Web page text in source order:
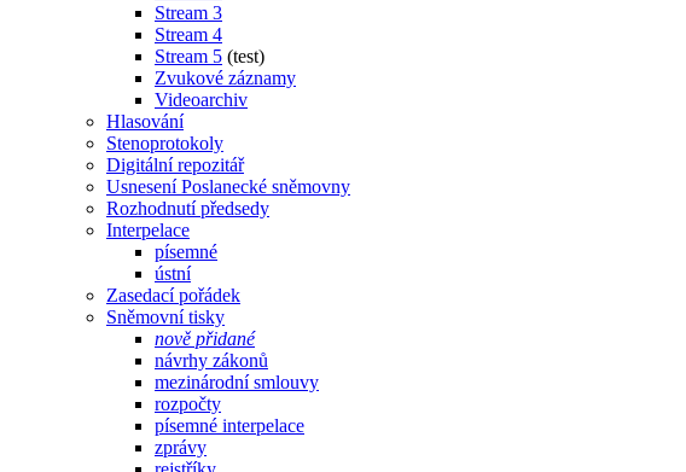
Stream 3
Stream 4
Stream 5 (test)
Zvukové záznamy
Videoarchiv
Hlasování
Stenoprotokoly
Digitální repozitář
Usnesení Poslanecké sněmovny
Rozhodnutí předsedy
Interpelace
písemné
ústní
Zasedací pořádek
Sněmovní tisky
nově přidané
návrhy zákonů
mezinárodní smlouvy
rozpočty
písemné interpelace
zprávy